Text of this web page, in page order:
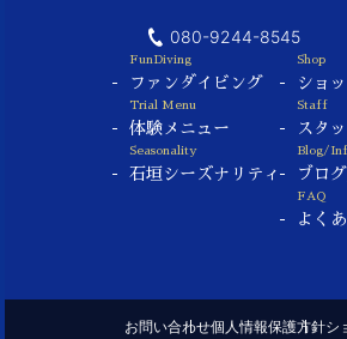
080-9244-8545
FunDiving
ファンダイビング
Trial Menu
体験メニュー
Seasonality
石垣シーズナリティ
Shop
ショ
Staff
スタ
Blog/
ブロ
FAQ
よく
お問い合わせ個人情報保護方針シ